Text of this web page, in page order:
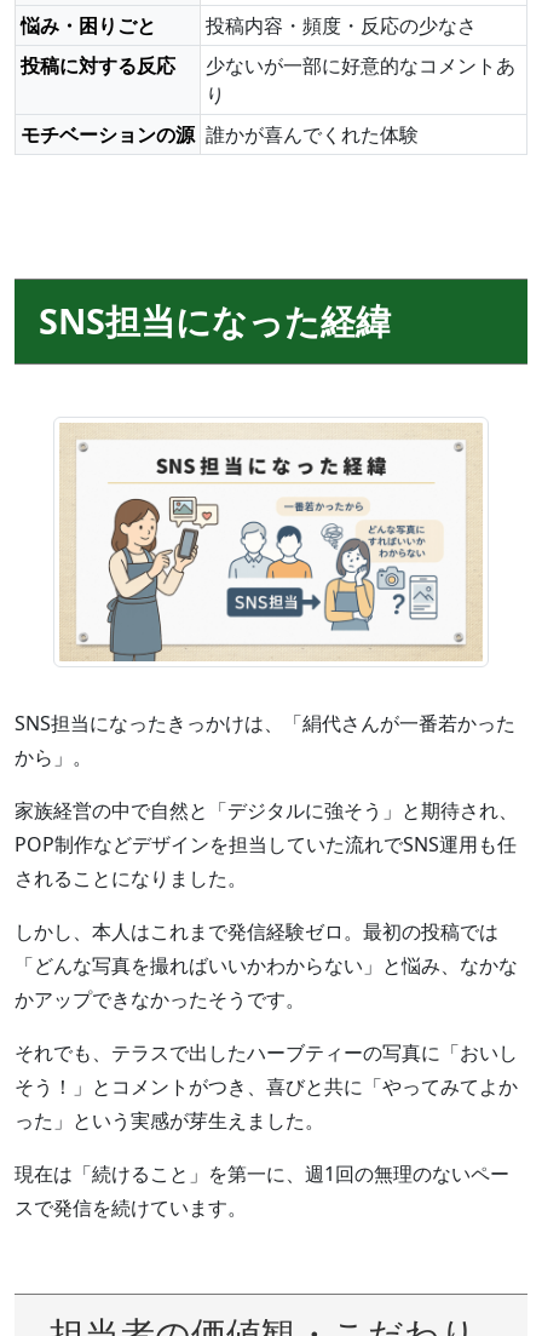
悩み・困りごと
投稿内容・頻度・反応の少なさ
投稿に対する反応
少ないが一部に好意的なコメントあ
り
モチベーションの源 誰かが喜んでくれた体験
SNS担当になった経緯
SNS担当になったきっかけは、「絹代さんが一番若かった
から」。
家族経営の中で自然と「デジタルに強そう」と期待され、
POP制作などデザインを担当していた流れでSNS運用も任
されることになりました。
しかし、本人はこれまで発信経験ゼロ。最初の投稿では
「どんな写真を撮ればいいかわからない」と悩み、なかな
かアップできなかったそうです。
それでも、テラスで出したハーブティーの写真に「おいし
そう！」とコメントがつき、喜びと共に「やってみてよか
った」という実感が芽生えました。
現在は「続けること」を第一に、週1回の無理のないペー
スで発信を続けています。